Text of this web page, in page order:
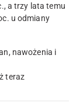
a trzy lata temu
u odmiany
nawożenia i
teraz